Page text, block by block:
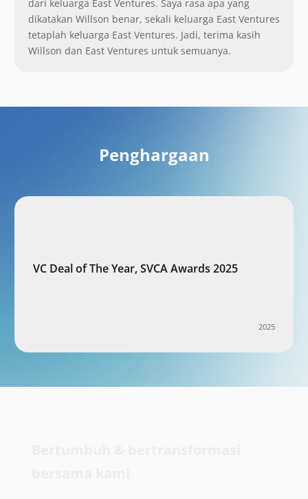
dari keluarga East Ventures. Saya rasa apa yang
dikatakan Willson benar, sekali keluarga East Ventures
tetaplah keluarga East Ventures. Jadi, terima kasih
Willson dan East Ventures untuk semuanya.
Penghargaan
VC Deal of The Year, SVCA Awards 2025
2025